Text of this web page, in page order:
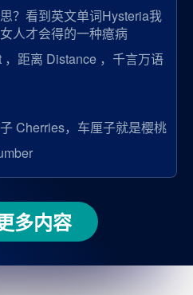
？看到英文单词Hysteria我
人才会得的一种癔病
距离 Distance ，千言万语
Cherries，车厘子就是樱桃
多内容